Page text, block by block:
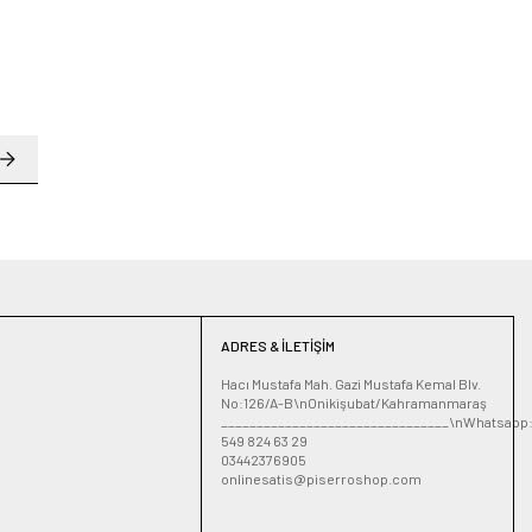
ADRES & İLETIŞIM
Hacı Mustafa Mah. Gazi Mustafa Kemal Blv.
No:126/A-B\nOnikişubat/Kahramanmaraş
549 824 63 29
03442376905
onlinesatis@piserroshop.com